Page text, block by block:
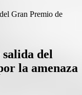
Gran Premio de
del
la amenaza